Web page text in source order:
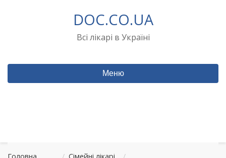
DOC.CO.UA
Всі лікарі в Україні
Меню